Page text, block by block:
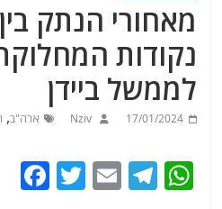
נקודות
לממשל ביידן
17/01/2024
Nziv ארה"ב,
W
T
E
T